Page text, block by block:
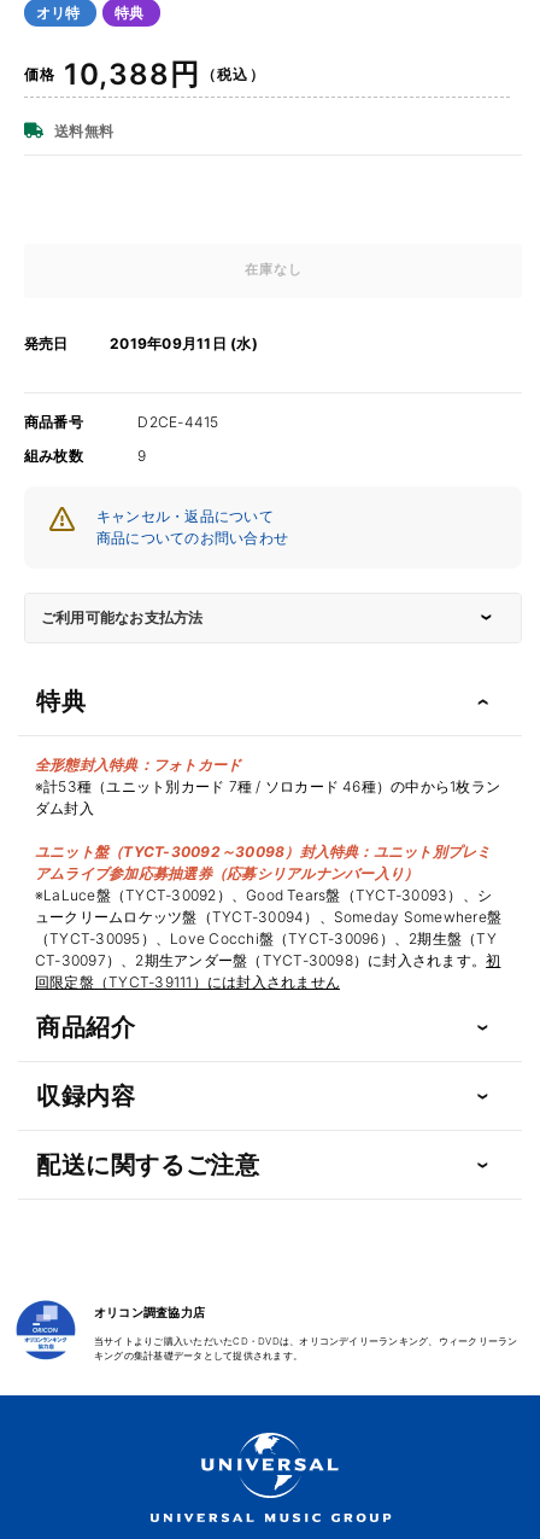
オリ特 特典
通
常
価
価格 10,388円 （税込）
送料無料
在庫なし
発売日 2019年09月11日 (水)
商品番号
D2CE-4415
組み枚数
9
キャンセル・返品について
商品についてのお問い合わせ
ご利用可能なお支払方法
特典
全形態封入特典：フォトカード
※計53種（ユニット別カード 7種 / ソロカード 46種）の中から1枚ラン
ダム封入
ユニット盤（TYCT-30092～30098）封入特典：ユニット別プレミ
アムライブ参加応募抽選券（応募シリアルナンバー入り）
※LaLuce盤（TYCT-30092）、Good Tears盤（TYCT-30093）、シ
ュークリームロケッツ盤（TYCT-30094）、Someday Somewhere盤
（TYCT-30095）、Love Cocchi盤（TYCT-30096）、2期生盤（TY
CT-30097）、2期生アンダー盤（TYCT-30098）に封入されます。初
回限定盤（TYCT-39111）には封入されません
商品紹介
収録内容
配送に関するご注意
オリコン調査協力店
当サイトよりご購入いただいたCD・DVDは、オリコンデイリーランキング、ウィークリーラン
キングの集計基礎データとして提供されます。